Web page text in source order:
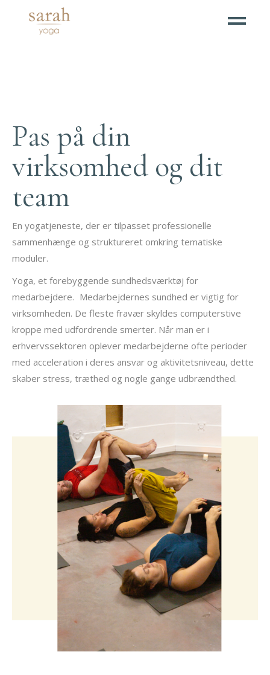
Pas på din
virksomhed og dit
team
En yogatjeneste, der er tilpasset professionelle
sammenhænge og struktureret omkring tematiske
moduler.
Yoga, et forebyggende sundhedsværktøj for
medarbejdere. Medarbejdernes sundhed er vigtig for
virksomheden. De fleste fravær skyldes computerstive
kroppe med udfordrende smerter. Når man er i
erhvervssektoren oplever medarbejderne ofte perioder
med acceleration i deres ansvar og aktivitetsniveau, dette
skaber stress, træthed og nogle gange udbrændthed.